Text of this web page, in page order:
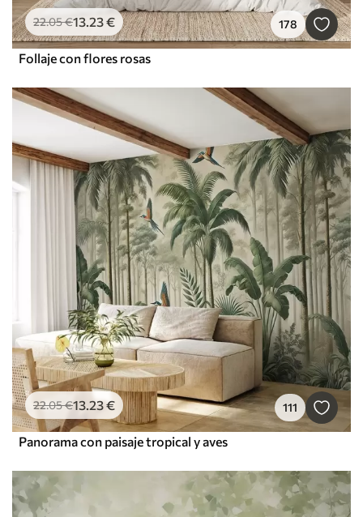
22.05€13.23€ 178
Follaje con flores rosas
22.05€13.23€ 111
Panorama con paisaje tropical y aves